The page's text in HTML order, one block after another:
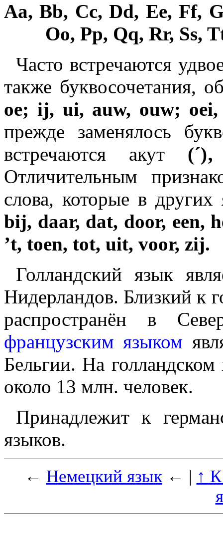
Aa, Bb, Cc, Dd, Ee, Ff,
Oo, Pp, Qq, Rr, Ss,
Часто встречаются
также буквосочетания,
oe; ij, ui, auw, ouw; oei,
прежде заменялось
встречаются акут (´)‚
Отличительным
слова, которые в
bij, daar, dat, door, een,
’t, toen, tot, uit, voor, zij.
Голландский язык
Нидерландов. Близкий к
распро­стра­нён в
французским языком
Бельгии. На
около 13 млн. человек.
Принадлежит к
языков.
← Немецкий язык← | ↑